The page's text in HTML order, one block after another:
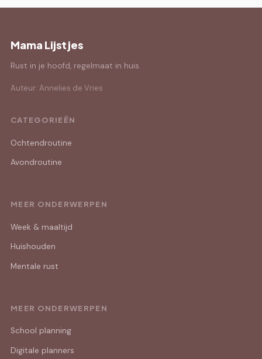
Mama Lijstjes
Rust in je hoofd, regelmaat in huis.
Auteur: Annelies de Vries
CATEGORIEËN
Ochtendroutine
Avondroutine
MEER ONDERWERPEN
Week & maaltijd
Huishouden
Mentale rust
MEER ONDERWERPEN
School planning
Digitale planners